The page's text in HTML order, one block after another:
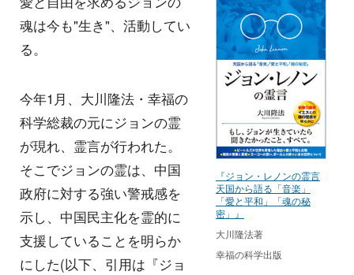
『ジョン・レノンの霊言
天国から語る「音楽」
「愛と平和」「魂の秘
密」』
大川隆法著
幸福の科学出版
魂は今も"生き"、活動してい
る。
今年1月、大川隆法・幸福の
科学総裁の元にジョンの霊
が現れ、霊言が行われた。
そこでジョンの霊は、中国
政府に対する強い警戒感を
示し、中国民主化を霊的に
支援していることを明らか
にした(以下、引用は『ジョ